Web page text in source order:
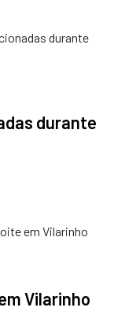
durante
Vilarinho